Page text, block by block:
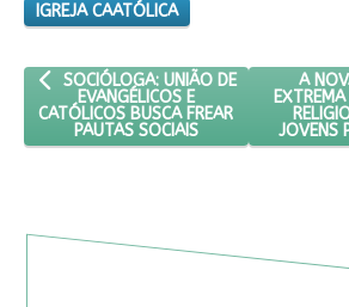
IGREJA CAATÓLICA
ARTIGO ANTERIOR: SOCIÓLOGA: UNIÃO
SOCIÓLOGA: UNIÃO DE
EVANGÉLICOS E
CATÓLICOS BUSCA FREAR
PAUTAS SOCIAIS
A
JOVENS